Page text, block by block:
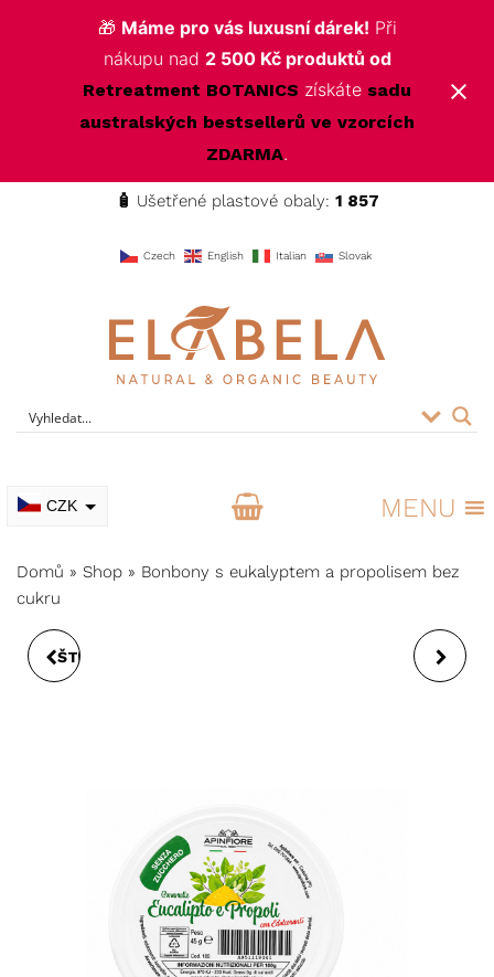
🎁 Máme pro vás luxusní dárek! Při
nákupu nad 2 500 Kč produktů od
Retreatment BOTANICS získáte sadu
australských bestsellerů ve vzorcích
ZDARMA.
🧴 Ušetřené plastové obaly: 1 857
Czech English Italian Slovak
ELABELA Beauty Kvalitní kosmetika pro vás
CZK MENU
Domů » Shop » Bonbony s eukalyptem a propolisem bez
cukru
ŠTĚTEC NA KOREKTOR